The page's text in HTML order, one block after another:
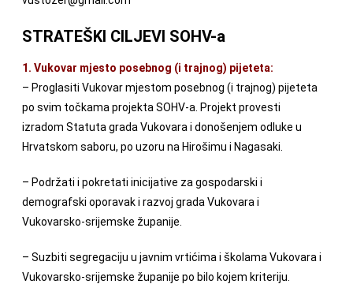
STRATEŠKI CILJEVI SOHV-a
1. Vukovar mjesto posebnog (i trajnog) pijeteta:
– Proglasiti Vukovar mjestom posebnog (i trajnog) pijeteta
po svim točkama projekta SOHV-a. Projekt provesti
izradom Statuta grada Vukovara i donošenjem odluke u
Hrvatskom saboru, po uzoru na Hirošimu i Nagasaki.
– Podržati i pokretati inicijative za gospodarski i
demografski oporavak i razvoj grada Vukovara i
Vukovarsko-srijemske županije.
– Suzbiti segregaciju u javnim vrtićima i školama Vukovara i
Vukovarsko-srijemske županije po bilo kojem kriteriju.